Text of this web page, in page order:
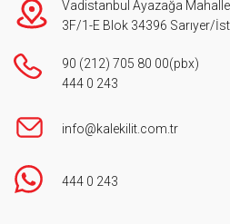
Vadistanbul Ayazağa
3F/1-E Blok 34396 Sarıyer/
90 (212) 705 80 00(pbx)
444 0 243
info@kalekilit.com.tr
444 0 243